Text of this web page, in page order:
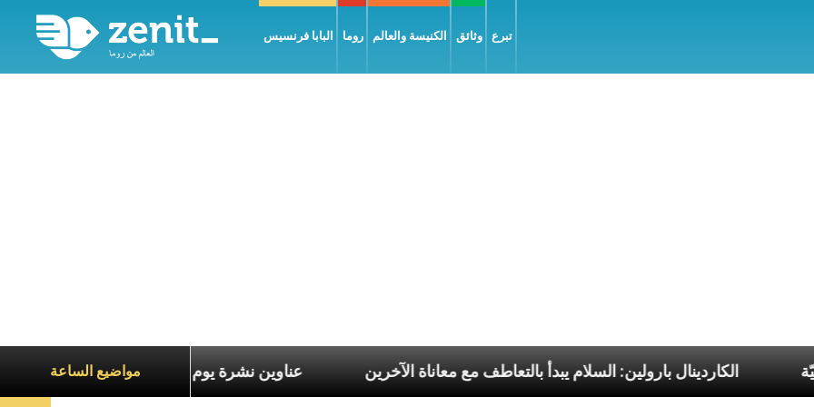
البابا فرنسيس روما الكنيسة والعالم وثائق تبرع
مواضيع الساعة
عناوين نشرة يوم الجمعة 7 آب 2026: السلام يُبنى بصبر يومًا بعد يوم الكاردينال بارولين: السلام يبدأ بالتعاطف مع معاناة الآخرين الرسوليّة